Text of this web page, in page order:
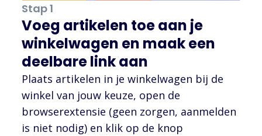
Stap 1
Voeg artikelen toe aan je
winkelwagen en maak een
deelbare link aan
Plaats artikelen in je winkelwagen bij de
winkel van jouw keuze, open de
browserextensie (geen zorgen, aanmelden
is niet nodig) en klik op de knop